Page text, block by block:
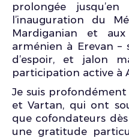
prolongée
l’inauguration du
Mardiganian et
arménien à Erevan
d’espoir, et jalon
participation active à
Je suis
et Vartan, qui ont
que cofondateurs
une gratitude